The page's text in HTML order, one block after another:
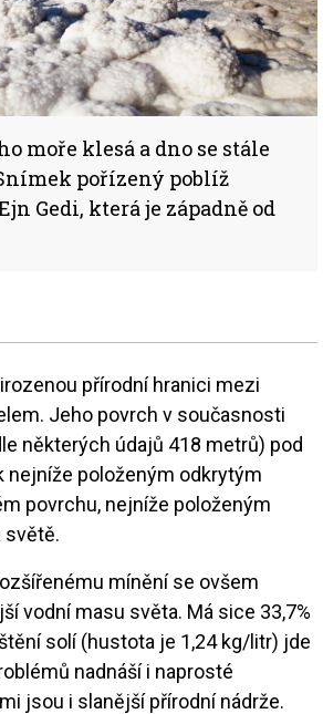
moře klesá a dno se stále
pořízený poblíž
Gedi, která je západně od
přírodní hranici mezi
Jeho povrch v současnosti
některých údajů 418 metrů) pod
nejníže položeným odkrytým
povrchu, nejníže položeným
světě.
mínění se ovšem
vodní masu světa. Má sice 33,7%
solí (hustota je 1,24 kg/litr) jde
nadnáší i naprosté
jsou i slanější přírodní nádrže.